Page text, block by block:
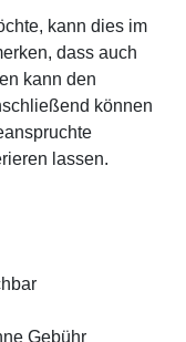
kann dies im
dass auch
kann den
können
lassen.
Gebühr